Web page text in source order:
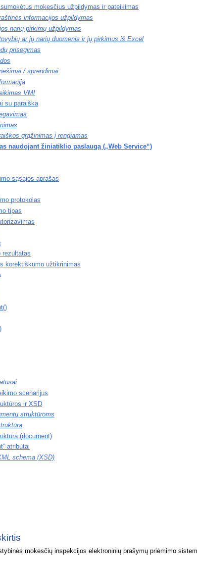
mokesčius užpildymas ir pateikimas
informacijos užpildymas
narių pirkimų užpildymas
ar jų narių duomenis ir jų pirkimus iš Excel
prisegimas
/ sprendimai
VMI
su paraiška
grąžinimas į rengiamas
naudojant žiniatiklio paslaugą („Web Service“)
sąsajos aprašas
protokolas
tipas
rezultatas
korektiškumo užtikrinimas
scenarijus
ir XSD
struktūroms
(document)
atributai
schema (XSD)
mokesčių inspekcijos elektroninių prašymų priėmimo